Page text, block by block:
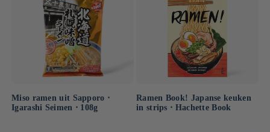
Miso ramen uit Sapporo ⋅
Igarashi Seimen ⋅ 108g
Ramen Book! Japanse keuken
in strips ⋅ Hachette Book